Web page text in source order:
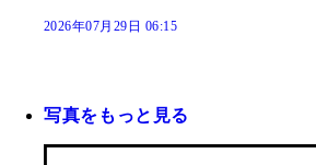
2026年07月29日 06:15
写真をもっと見る